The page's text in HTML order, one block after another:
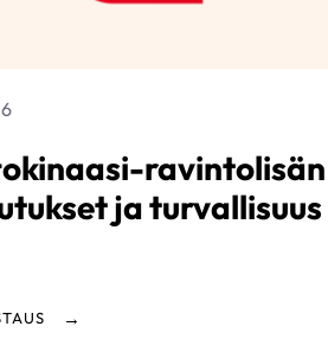
ravintolisän
ja turvallisuus